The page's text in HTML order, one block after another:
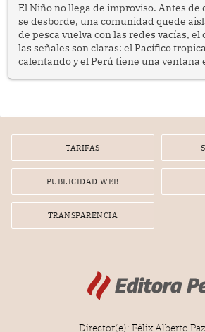
El Niño no llega de improviso. Antes de
se desborde, una comunidad quede
de pesca vuelva con las redes vacías, el
las señales son claras: el Pacífico
calentando y el Perú tiene una ventana
TARIFAS
PUBLICIDAD WEB
TRANSPARENCIA
Director(e): Félix Alberto